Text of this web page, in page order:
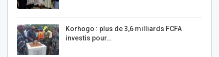
Korhogo : plus de 3,6 milliards FCFA
investis pour…